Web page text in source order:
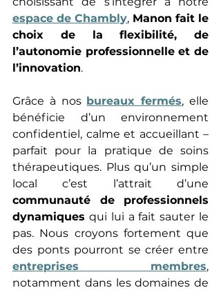
espace de Chambly, Manon fait le
choix de la flexibilité, de
l’autonomie professionnelle et de
l’innovation.
Grâce à nos bureaux fermés, elle
bénéficie d’un environnement
confidentiel, calme et accueillant –
parfait pour la pratique de soins
thérapeutiques. Plus qu’un simple
communauté de professionnels
dynamiques qui lui a fait sauter le
pas. Nous croyons fortement que
entreprises membres,
notamment dans les domaines de